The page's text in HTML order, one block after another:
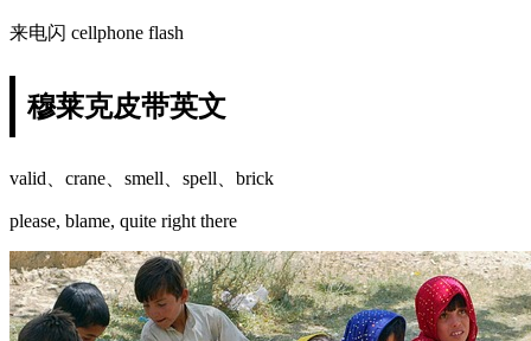
来电闪 cellphone flash
穆莱克皮带英文
valid、crane、smell、spell、brick
please, blame, quite right there